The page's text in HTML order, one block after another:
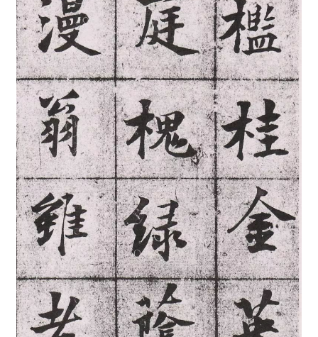
砚
边
夜
话
美
术
图
库
容
易
寫
錯
用
錯
的
繁